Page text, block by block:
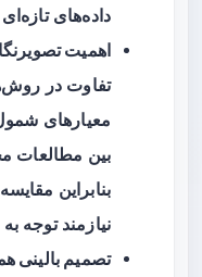
داده‌های
اهمیت
تفاوت در
معیارهای
بین مطالعات
بنابراین
نیازمند توجه
تصمیم بالینی